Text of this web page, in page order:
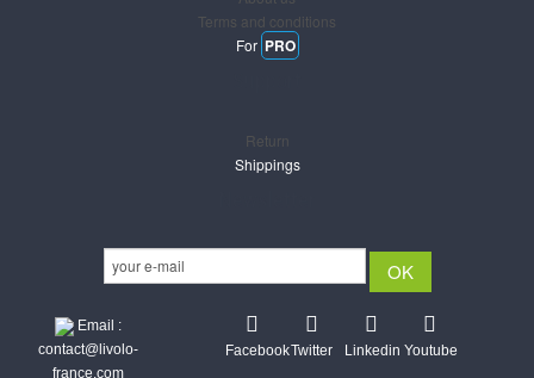
Terms and conditions
For PRO
Return
Shippings
Email :
contact@livolo-
france.com
FacebookTwitter Linkedin Youtube